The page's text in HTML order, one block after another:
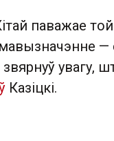
паважае той
—
увагу,
Казіцкі.